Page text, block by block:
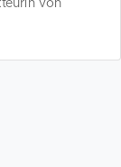
von